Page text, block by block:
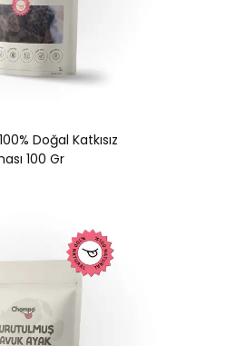
Doğal Katkısız
100 Gr